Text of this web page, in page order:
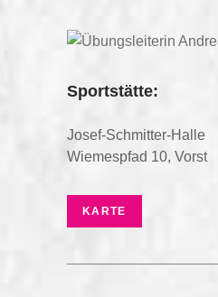
Sportstätte:
Josef-Schmitter-Halle
Wiemespfad 10, Vorst
KARTE